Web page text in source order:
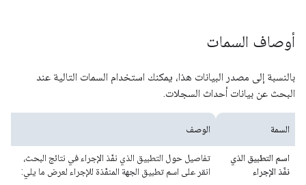
أوصاف السمات
بالنسبة إلى مصدر البيانات هذا، يمكنك استخدام السمات التالية عند
البحث عن بيانات أحداث السجلات.
السمة الوصف
اسم التطبيق الذي
نفّذ الإجراء
تفاصيل حول التطبيق الذي نفّذ الإجراء في نتائج البحث،
انقر على اسم تطبيق الجهة المنفّذة للإجراء لعرض ما يلي: